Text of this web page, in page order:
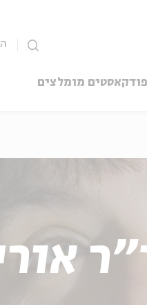
פודקאסטים מומלצים